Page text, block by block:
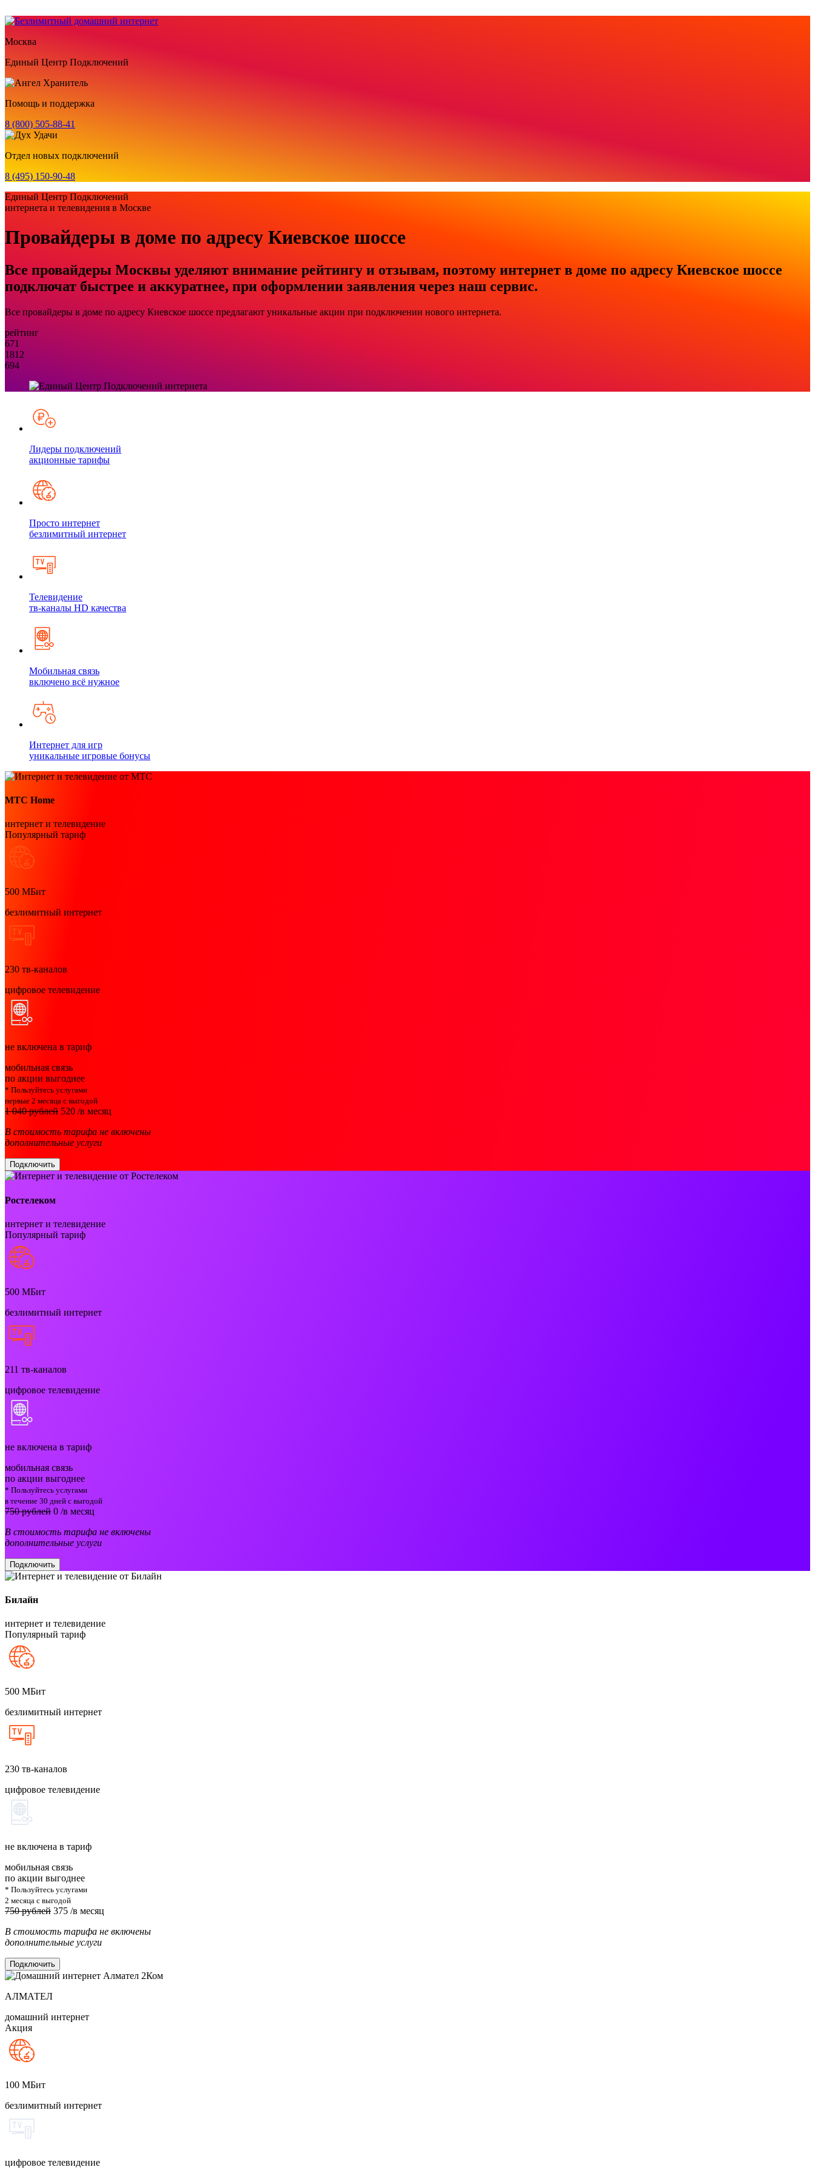
Москва
Единый Центр Подключений
Помощь и поддержка
8 (800) 505-88-41
Отдел новых подключений
8 (495) 150-90-48
Единый Центр Подключений
интернета и телевидения в Москве
Провайдеры в доме по адресу Киевское шоссе
Все провайдеры Москвы уделяют внимание рейтингу и отзывам, поэтому интернет в доме по адресу Киевское шоссе
подключат быстрее и аккуратнее, при оформлении заявления через наш сервис.
Все провайдеры в доме по адресу Киевское шоссе предлагают уникальные акции при подключении нового интернета.
рейтинг
671
1812
694
Лидеры подключений
акционные тарифы
Просто интернет
безлимитный интернет
Телевидение
тв-каналы HD качества
Мобильная связь
включено всё нужное
Интернет для игр
уникальные игровые бонусы
МТС Home
интернет и телевидение
Популярный тариф
500 МБит
безлимитный интернет
230 тв-каналов
цифровое телевидение
не включена в тариф
мобильная связь
по акции выгоднее
* Пользуйтесь услугами
первые 2 месяца с выгодой
1 040 рублей 520 /в месяц
В стоимость тарифа не включены
дополнительные услуги
Подключить
Ростелеком
интернет и телевидение
Популярный тариф
500 МБит
безлимитный интернет
211 тв-каналов
цифровое телевидение
не включена в тариф
мобильная связь
по акции выгоднее
* Пользуйтесь услугами
в течение 30 дней с выгодой
750 рублей 0 /в месяц
В стоимость тарифа не включены
дополнительные услуги
Подключить
Билайн
интернет и телевидение
Популярный тариф
500 МБит
безлимитный интернет
230 тв-каналов
цифровое телевидение
не включена в тариф
мобильная связь
по акции выгоднее
* Пользуйтесь услугами
2 месяца с выгодой
750 рублей 375 /в месяц
В стоимость тарифа не включены
дополнительные услуги
Подключить
АЛМАТЕЛ
домашний интернет
Акция
100 МБит
безлимитный интернет
цифровое телевидение